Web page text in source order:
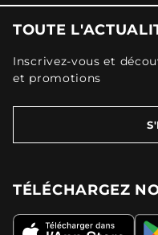
TOUTE
Inscrivez-vous et
et promotions
TÉLÉCHARGEZ